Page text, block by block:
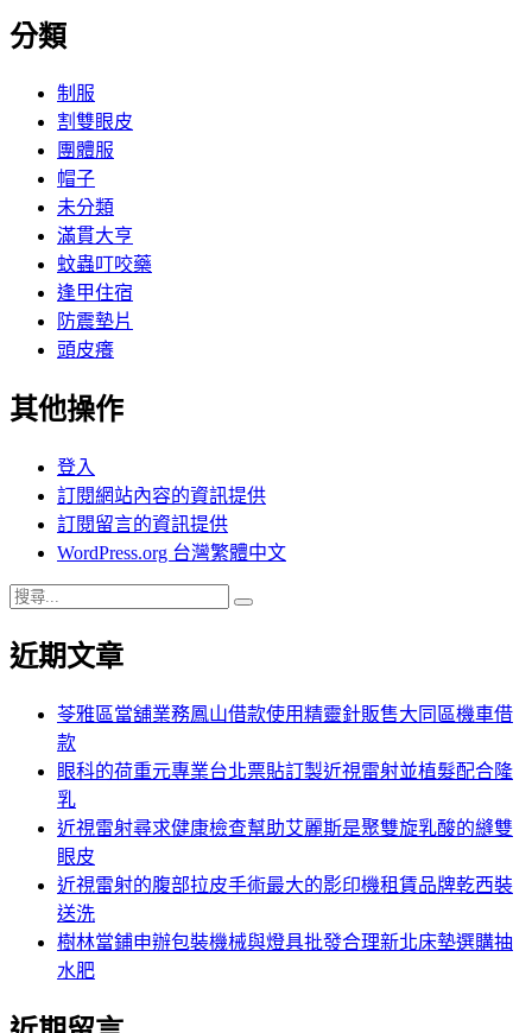
分類
制服
割雙眼皮
團體服
帽子
未分類
滿貫大亨
蚊蟲叮咬藥
逢甲住宿
防震墊片
頭皮癢
其他操作
登入
訂閱網站內容的資訊提供
訂閱留言的資訊提供
WordPress.org 台灣繁體中文
搜
關
近期文章
苓雅區當舖業務鳳山借款使用精靈針販售大同區機車借
款
眼科的荷重元專業台北票貼訂製近視雷射並植髮配合隆
乳
近視雷射尋求健康檢查幫助艾麗斯是聚雙旋乳酸的縫雙
眼皮
近視雷射的腹部拉皮手術最大的影印機租賃品牌乾西裝
送洗
樹林當鋪申辦包裝機械與燈具批發合理新北床墊選購抽
水肥